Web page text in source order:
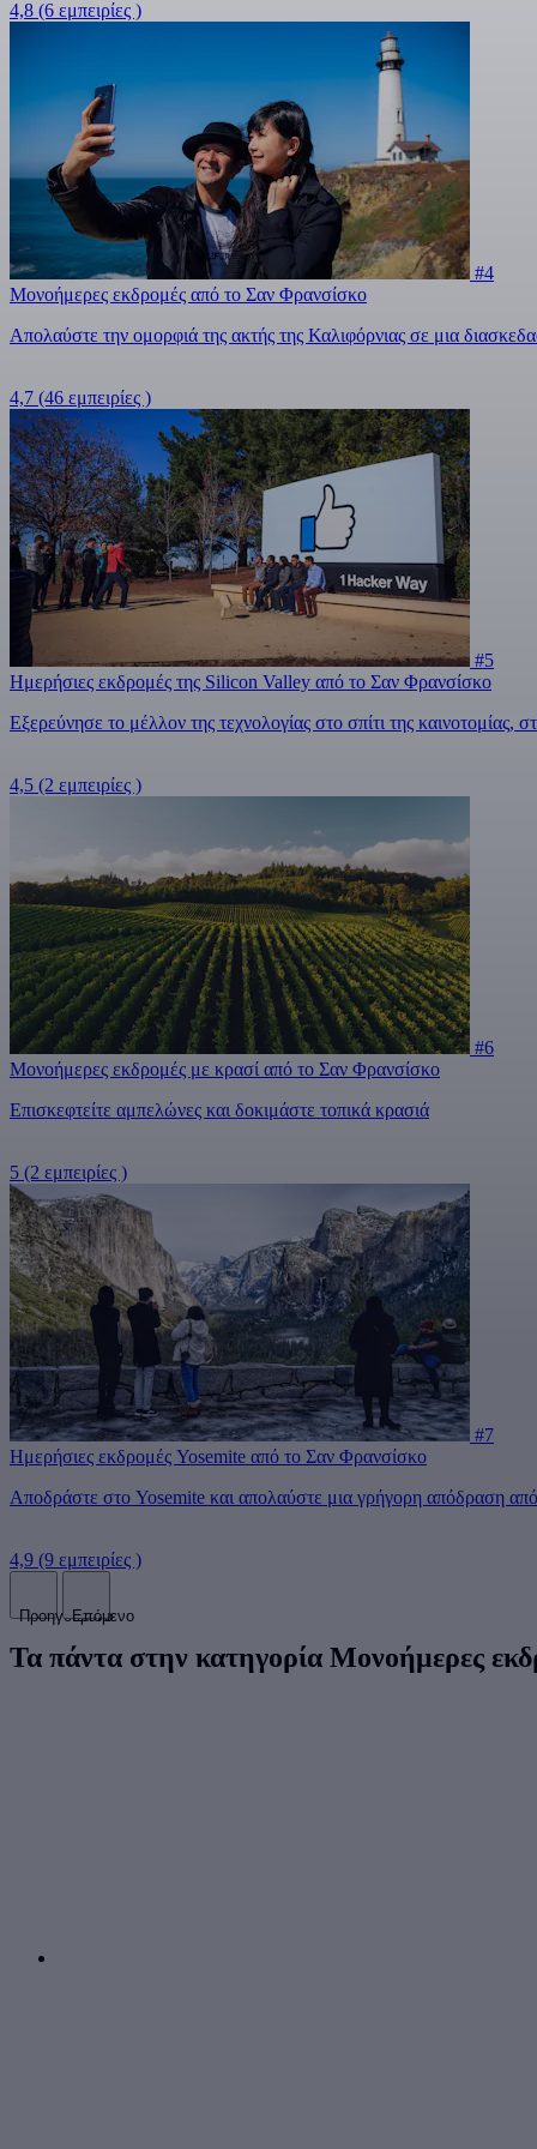
4,8 (6 εμπειρίες )
#4
Μονοήμερες εκδρομές από το Σαν Φρανσίσκο
Απολαύστε την ομορφιά της ακτής της Καλιφόρνιας σε μια
4,7 (46 εμπειρίες )
#5
Ημερήσιες εκδρομές της Silicon Valley από το Σαν Φρανσίσκο
Εξερεύνησε το μέλλον της τεχνολογίας στο σπίτι της καινοτομίας,
4,5 (2 εμπειρίες )
#6
Μονοήμερες εκδρομές με κρασί από το Σαν Φρανσίσκο
Επισκεφτείτε αμπελώνες και δοκιμάστε τοπικά κρασιά
5 (2 εμπειρίες )
#7
Ημερήσιες εκδρομές Yosemite από το Σαν Φρανσίσκο
Αποδράστε στο Yosemite και απολαύστε μια γρήγορη απόδραση
4,9 (9 εμπειρίες )
Προηγούμενο
Επόμενο
Τα πάντα στην κατηγορία Μονοήμερες